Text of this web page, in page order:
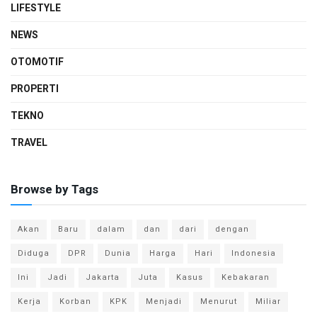
LIFESTYLE
NEWS
OTOMOTIF
PROPERTI
TEKNO
TRAVEL
Browse by Tags
Akan Baru dalam dan dari
dengan
Diduga
DPR Dunia Harga Hari
Indonesia
Ini
Jadi Jakarta Juta Kasus
Kebakaran
Kerja
Korban KPK Menjadi Menurut
Miliar